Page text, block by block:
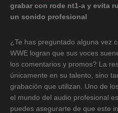
grabar con rode nt1-a y evita
un sonido profesional
¿Te has preguntado alguna vez
WWE logran que sus voces
los comentarios y promos? La
únicamente en su talento, sino
grabación que utilizan. Uno de
el mundo del audio profesional
puedes asegurarte de que este